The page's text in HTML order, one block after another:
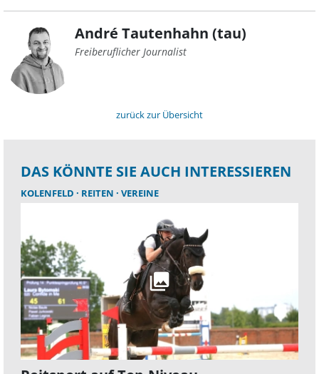
André Tautenhahn (tau)
Freiberuflicher Journalist
zurück zur Übersicht
DAS KÖNNTE SIE AUCH INTERESSIEREN
KOLENFELD REITEN VEREINE